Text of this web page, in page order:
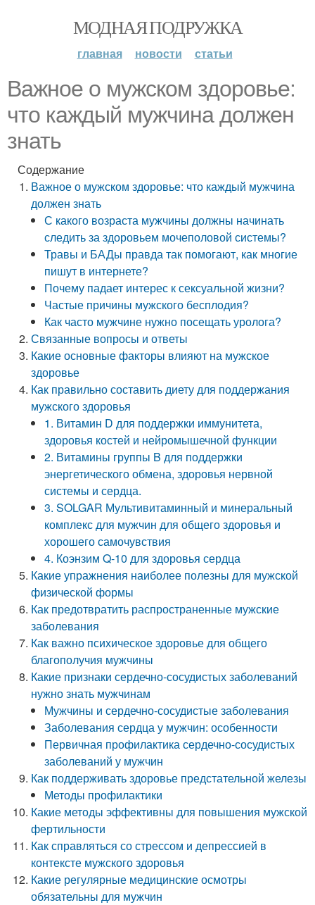
МОДНАЯ ПОДРУЖКА
главная новости статьи
Важное о мужском здоровье:
что каждый мужчина должен
знать
Содержание
Важное о мужском здоровье: что каждый мужчина
должен знать
С какого возраста мужчины должны начинать
следить за здоровьем мочеполовой системы?
Травы и БАДы правда так помогают, как многие
пишут в интернете?
Почему падает интерес к сексуальной жизни?
Частые причины мужского бесплодия?
Как часто мужчине нужно посещать уролога?
Связанные вопросы и ответы
Какие основные факторы влияют на мужское
здоровье
Как правильно составить диету для поддержания
мужского здоровья
1. Витамин D для поддержки иммунитета,
здоровья костей и нейромышечной функции
2. Витамины группы B для поддержки
энергетического обмена, здоровья нервной
системы и сердца.
3. SOLGAR Мультивитаминный и минеральный
комплекс для мужчин для общего здоровья и
хорошего самочувствия
4. Коэнзим Q-10 для здоровья сердца
Какие упражнения наиболее полезны для мужской
физической формы
Как предотвратить распространенные мужские
заболевания
Как важно психическое здоровье для общего
благополучия мужчины
Какие признаки сердечно-сосудистых заболеваний
нужно знать мужчинам
Мужчины и сердечно-сосудистые заболевания
Заболевания сердца у мужчин: особенности
Первичная профилактика сердечно-сосудистых
заболеваний у мужчин
Как поддерживать здоровье предстательной железы
Методы профилактики
Какие методы эффективны для повышения мужской
фертильности
Как справляться со стрессом и депрессией в
контексте мужского здоровья
Какие регулярные медицинские осмотры
обязательны для мужчин